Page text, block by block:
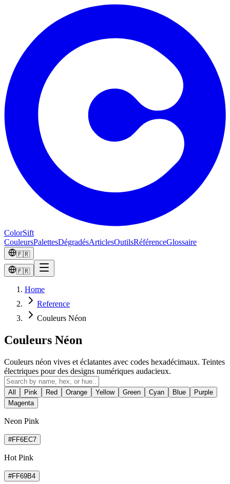
ColorSift
CouleursPalettesDégradésArticlesOutilsRéférenceGlossaire
🇫🇷
🇫🇷
Home
Reference
Couleurs Néon
Couleurs Néon
Couleurs néon vives et éclatantes avec codes hexadécimaux. Teintes
électriques pour des designs numériques audacieux.
All Pink Red Orange Yellow Green Cyan Blue
Purple
Magenta
Neon Pink
#FF6EC7
Hot Pink
#FF69B4